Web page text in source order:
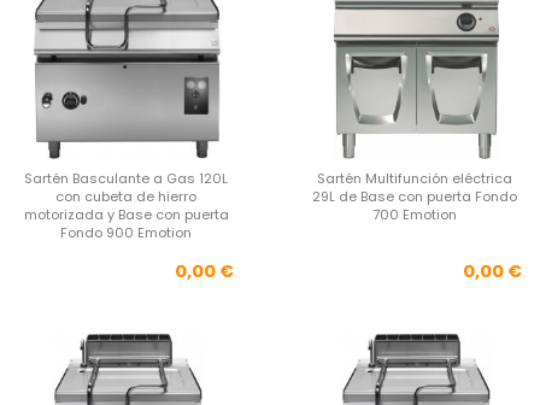
Sartén Basculante a Gas 120L
con cubeta de hierro
motorizada y Base con puerta
Fondo 900 Emotion
Precio
0,00 €
Sartén Multifunción eléctrica
29L de Base con puerta Fondo
700 Emotion
0,00 €